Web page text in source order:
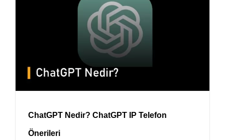
ChatGPT Nedir? ChatGPT IP Telefon
Önerileri